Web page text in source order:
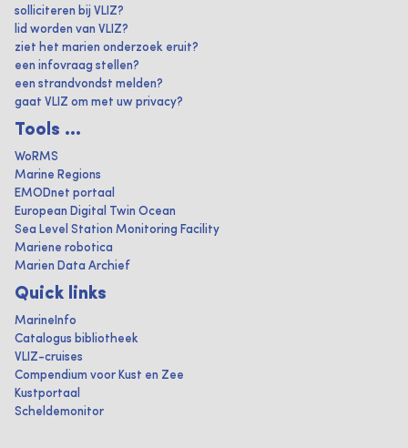
solliciteren bij VLIZ?
lid worden van VLIZ?
ziet het marien onderzoek eruit?
een infovraag stellen?
een strandvondst melden?
gaat VLIZ om met uw privacy?
Tools ...
WoRMS
Marine Regions
EMODnet portaal
European Digital Twin Ocean
Sea Level Station Monitoring Facility
Mariene robotica
Marien Data Archief
Quick links
MarineInfo
Catalogus bibliotheek
VLIZ-cruises
Compendium voor Kust en Zee
Kustportaal
Scheldemonitor